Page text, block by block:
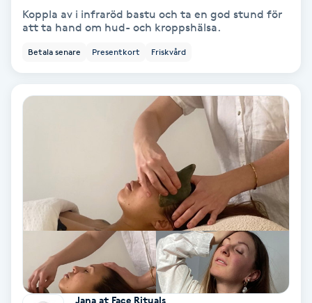
Hypnos
Hårbottenbehandling
Hälsprickor
Koppla av i infraröd bastu och ta en god stund för
att ta hand om hud- och kroppshälsa.
Betala senare Presentkort Friskvård
Jana at Face Rituals